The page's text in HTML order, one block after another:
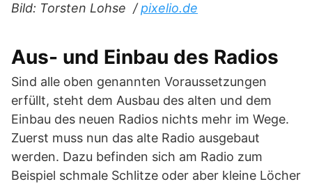
Bild: Torsten Lohse /pixelio.de
Aus- und Einbau des Radios
Sind alle oben genannten Voraussetzungen
erfüllt, steht dem Ausbau des alten und dem
Einbau des neuen Radios nichts mehr im Wege.
Zuerst muss nun das alte Radio ausgebaut
werden. Dazu befinden sich am Radio zum
Beispiel schmale Schlitze oder aber kleine Löcher